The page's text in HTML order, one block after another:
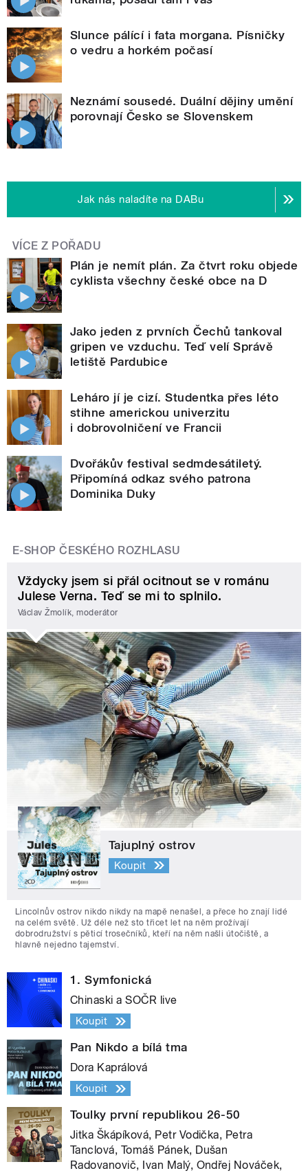
Slunce pálící i fata morgana. Písničky
o vedru a horkém počasí
Neznámí sousedé. Duální dějiny umění
porovnají Česko se Slovenskem
Jak nás naladíte na DABu
VÍCE Z POŘADU
Plán je nemít plán. Za čtvrt roku objede
cyklista všechny české obce na D
Jako jeden z prvních Čechů tankoval
gripen ve vzduchu. Teď velí Správě
letiště Pardubice
Leháro jí je cizí. Studentka přes léto
stihne americkou univerzitu
i dobrovolničení ve Francii
Dvořákův festival sedmdesátiletý.
Připomíná odkaz svého patrona
Dominika Duky
E-SHOP ČESKÉHO ROZHLASU
Vždycky jsem si přál ocitnout se v románu
Julese Verna. Teď se mi to splnilo.
Václav Žmolík, moderátor
Tajuplný ostrov
Koupit
Lincolnův ostrov nikdo nikdy na mapě nenašel, a přece ho znají lidé
na celém světě. Už déle než sto třicet let na něm prožívají
dobrodružství s pěticí trosečníků, kteří na něm našli útočiště, a
hlavně nejedno tajemství.
1. Symfonická
Chinaski a SOČR live
Koupit
Pan Nikdo a bílá tma
Dora Kaprálová
Koupit
Toulky první republikou 26-50
Jitka Škápíková, Petr Vodička, Petra
Tanclová, Tomáš Pánek, Dušan
Radovanovič, Ivan Malý, Ondřej Nováček,